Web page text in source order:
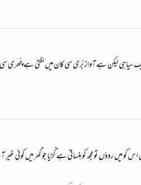
لیکن ہے آواز بُری سی کان میں لگتی ہے چُھری سی
میں روؤں تو مجھ کو ہنساتی ہے گُڑیا جو گھر میں کوئی